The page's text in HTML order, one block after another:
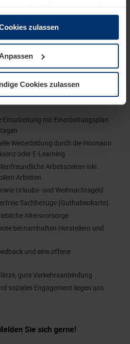
bereitgestellt haben oder die
der Dienste gesammelt
auf Ihrem Gerät speichern,
dieser Seite unbedingt
können Sie jederzeit
auf der Seite
unserer Website ändern oder
zulassen
Cookies zulassen
im (technischen) Kundendienst
in ERP-/CRM-Systemen (z. B.
sich bei uns wohlfühlen.
Einarbeitung mit Einarbeitungsplan
Weiterbildung durch die Hörmann
oder E-Learning
Arbeitszeiten inkl.
Arbeiten
Urlaubs- und Weihnachtsgeld
Sachbezüge (Guthabenkarte)
Altersvorsorge
bei namhaften Herstellern und
und eine offene
gute Verkehrsanbindung
soziales Engagement liegen uns
Sie sich gerne!